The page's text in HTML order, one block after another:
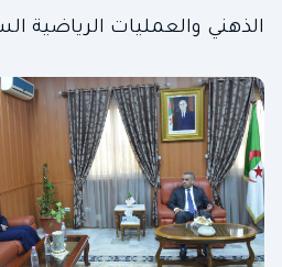
الذهني والعمليات الرياضية